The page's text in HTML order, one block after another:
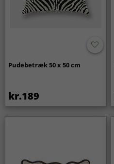
Pudebetræk 50 x 50 cm
kr.189